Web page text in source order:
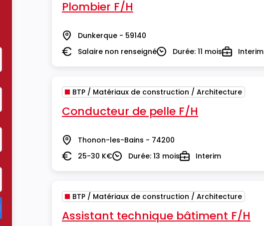
Supprimer le critère BTP / Matériaux de construction / Architecture
Plombier F/H
Lieu Dunkerque - 59140
SalaireSalaire non renseignéDuréeDurée: 11 moisTypeInterim
BTP / Matériaux de construction / Architecture
Conducteur de pelle F/H
Lieu Thonon-les-Bains - 74200
Salaire25-30 K€DuréeDurée: 13 moisTypeInterim
BTP / Matériaux de construction / Architecture
Assistant technique bâtiment F/H